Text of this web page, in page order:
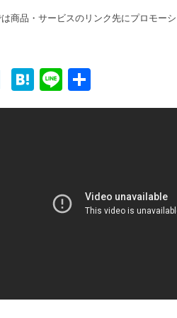
商品・サービスのリンク先にプロモーシ
T
w
H
at
Li
n 有